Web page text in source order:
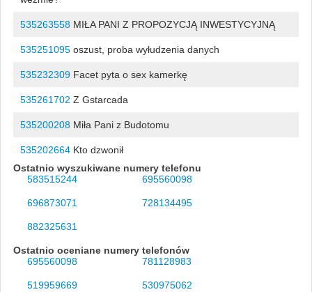
535263558MIŁA PANI Z PROPOZYCJĄ INWESTYCYJNĄ
535251095oszust, proba wyłudzenia danych
535232309Facet pyta o sex kamerkę
535261702 Z Gstarcada
535200208Miła Pani z Budotomu
535202664Kto dzwonił
Ostatnio wyszukiwane numery telefonu
583515244
695560098
696873071 728134495
882325631
Ostatnio oceniane numery telefonów
695560098
781128983
519959669 530975062